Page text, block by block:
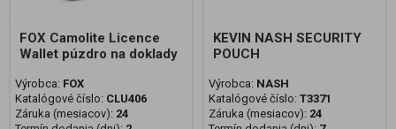
FOX Camolite Licence
Wallet púzdro na doklady
Výrobca: FOX
Katalógové číslo: CLU406
Záruka (mesiacov): 24
KEVIN NASH SECURITY
POUCH
Výrobca: NASH
Katalógové číslo: T3371
Záruka (mesiacov): 24